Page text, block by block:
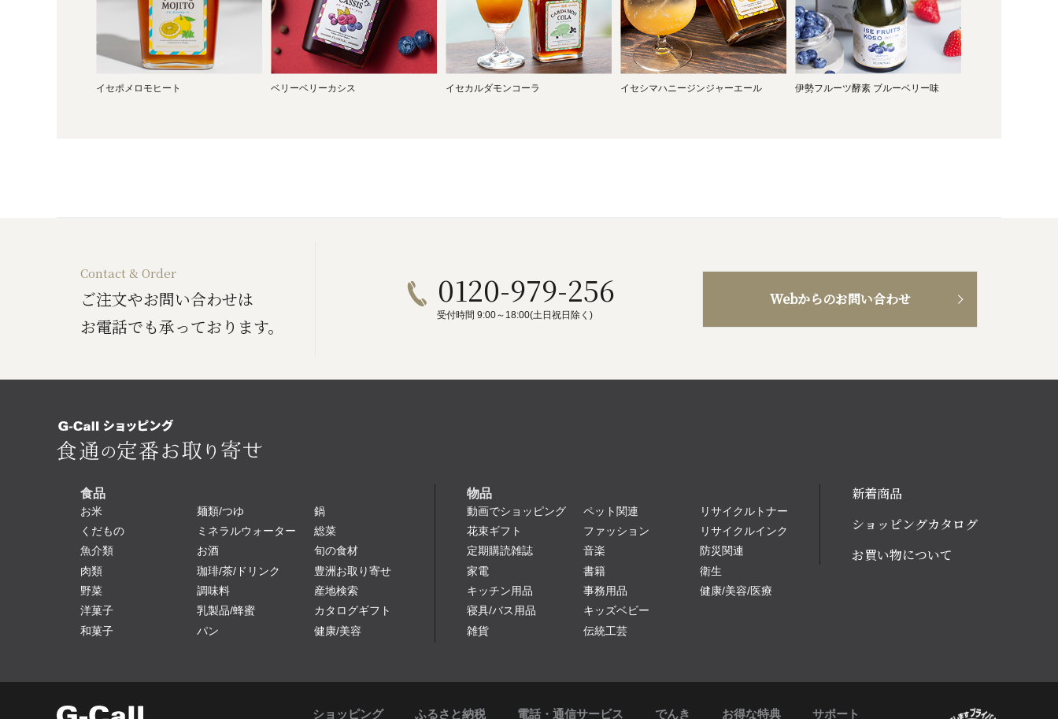
イセポメロモヒート ベリーベリーカシス イセカルダモンコーラ イセシマハニージンジャーエール 伊勢フルーツ酵素 ブルーベリー味
Contact & Order
ご注文やお問い合わせは
お電話でも承っております。
0120-979-256
受付時間 9:00～18:00(土日祝日除く)
Webからのお問い合わせ
食品
お米
くだもの
魚介類
肉類
野菜
洋菓子
和菓子
麺類/つゆ
ミネラルウォーター
お酒
珈琲/茶/ドリンク
調味料
乳製品/蜂蜜
パン
鍋
総菜
旬の食材
豊洲お取り寄せ
産地検索
カタログギフト
健康/美容
物品
動画でショッピング
花束ギフト
定期購読雑誌
家電
キッチン用品
寝具/バス用品
雑貨
ペット関連
ファッション
音楽
書籍
事務用品
キッズベビー
伝統工芸
リサイクルトナー
リサイクルインク
防災関連
衛生
健康/美容/医療
新着商品
ショッピングカタログ
お買い物について
ショッピング ふるさと納税 電話・通信サービス でんき お得な特典 サポート